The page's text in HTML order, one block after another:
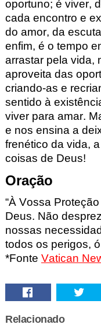
oportuno; é viver,
cada encontro e
do amor, da
enfim, é o tempo
arrastar pela vida,
aproveita das
criando-as e
sentido à
viver para amar.
e nos ensina a
frenético da vida, a
coisas de Deus!
Oração
“À Vossa
Deus. Não
nossas
todos os perigos,
*Fonte Vatican
Relacionado